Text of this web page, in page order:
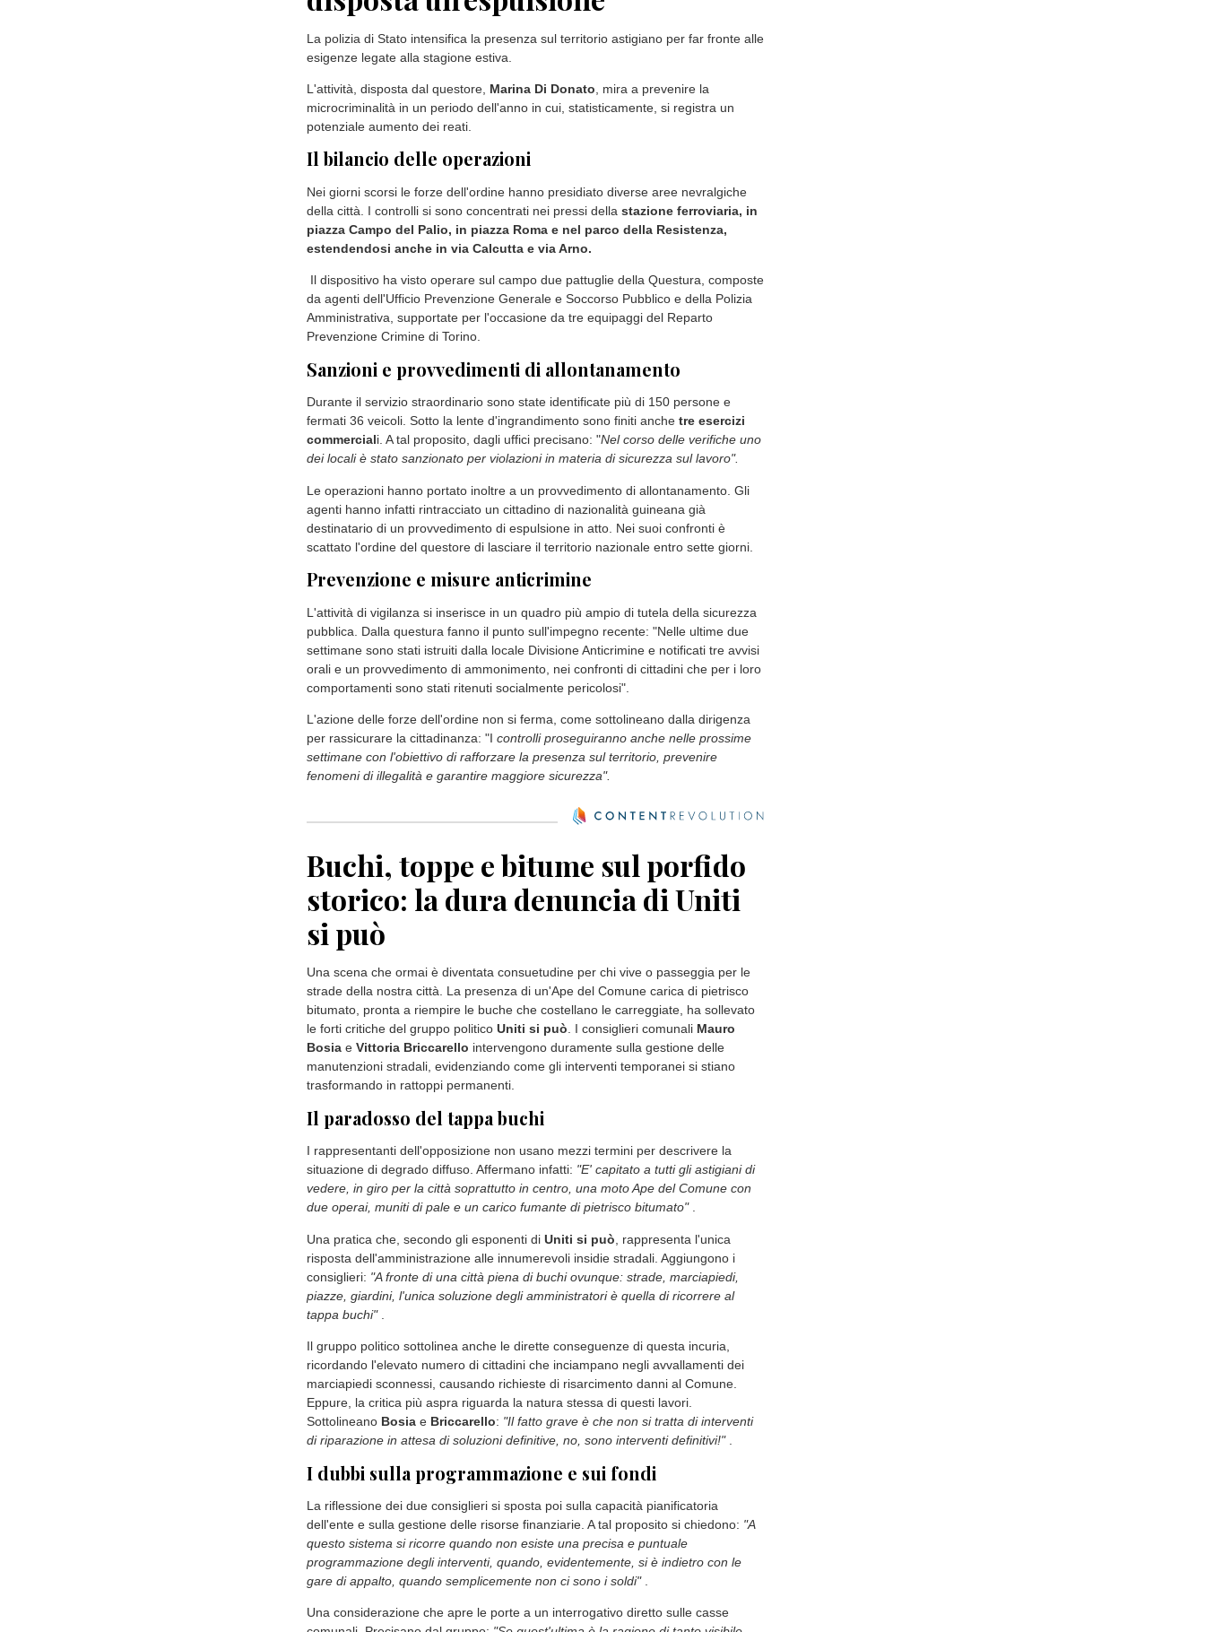
La polizia di Stato intensifica la presenza sul territorio astigiano per far fronte alle
esigenze legate alla stagione estiva.
L'attività, disposta dal questore, Marina Di Donato, mira a prevenire la
microcriminalità in un periodo dell'anno in cui, statisticamente, si registra un
potenziale aumento dei reati.
Il bilancio delle operazioni
Nei giorni scorsi le forze dell'ordine hanno presidiato diverse aree nevralgiche
della città. I controlli si sono concentrati nei pressi della stazione ferroviaria, in
piazza Campo del Palio, in piazza Roma e nel parco della Resistenza,
estendendosi anche in via Calcutta e via Arno.
Il dispositivo ha visto operare sul campo due pattuglie della Questura, composte
da agenti dell'Ufficio Prevenzione Generale e Soccorso Pubblico e della Polizia
Amministrativa, supportate per l'occasione da tre equipaggi del Reparto
Prevenzione Crimine di Torino.
Sanzioni e provvedimenti di allontanamento
Durante il servizio straordinario sono state identificate più di 150 persone e
fermati 36 veicoli. Sotto la lente d'ingrandimento sono finiti anchetre esercizi
commerciali. A tal proposito, dagli uffici precisano: "Nel corso delle verifiche uno
dei locali è stato sanzionato per violazioni in materia di sicurezza sul lavoro".
Le operazioni hanno portato inoltre a un provvedimento di allontanamento. Gli
agenti hanno infatti rintracciato un cittadino di nazionalità guineana già
destinatario di un provvedimento di espulsione in atto. Nei suoi confronti è
scattato l'ordine del questore di lasciare il territorio nazionale entro sette giorni.
Prevenzione e misure anticrimine
pubblica. Dalla questura fanno il punto sull'impegno recente: "Nelle ultime due
settimane sono stati istruiti dalla locale Divisione Anticrimine e notificati tre avvisi
orali e un provvedimento di ammonimento, nei confronti di cittadini che per i loro
comportamenti sono stati ritenuti socialmente pericolosi".
per rassicurare la cittadinanza: "I controlli proseguiranno anche nelle prossime
settimane con l'obiettivo di rafforzare la presenza sul territorio, prevenire
fenomeni di illegalità e garantire maggiore sicurezza".
Buchi, toppe e bitume sul porfido
storico: la dura denuncia di Uniti
si può
Una scena che ormai è diventata consuetudine per chi vive o passeggia per le
bitumato, pronta a riempire le buche che costellano le carreggiate, ha sollevato
le forti critiche del gruppo politico Uniti si può. I consiglieri comunaliMauro
BosiaeVittoria Briccarellointervengono duramente sulla gestione delle
manutenzioni stradali, evidenziando come gli interventi temporanei si stiano
trasformando in rattoppi permanenti.
Il paradosso del tappa buchi
I rappresentanti dell'opposizione non usano mezzi termini per descrivere la
situazione di degrado diffuso. Affermano infatti:"E' capitato a tutti gli astigiani di
vedere, in giro per la città soprattutto in centro, una moto Ape del Comune con
due operai, muniti di pale e un carico fumante di pietrisco bitumato".
Una pratica che, secondo gli esponenti diUniti si può, rappresenta l'unica
consiglieri:"A fronte di una città piena di buchi ovunque: strade, marciapiedi,
piazze, giardini, l'unica soluzione degli amministratori è quella di ricorrere al
tappa buchi".
Il gruppo politico sottolinea anche le dirette conseguenze di questa incuria,
marciapiedi sconnessi, causando richieste di risarcimento danni al Comune.